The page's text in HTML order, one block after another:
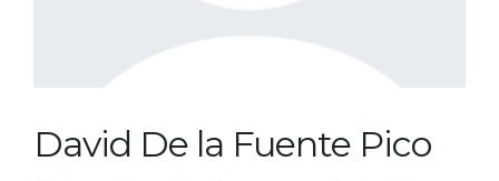
David De la Fuente Pico